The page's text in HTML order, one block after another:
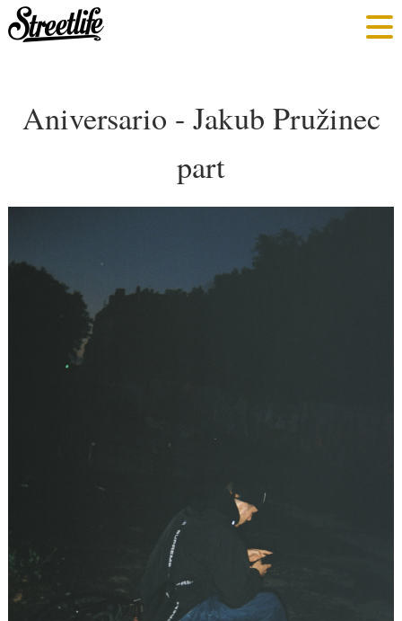
Aniversario - Jakub Pružinec
part